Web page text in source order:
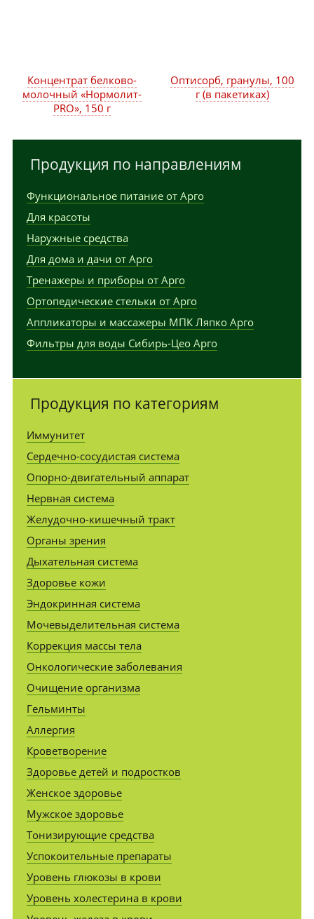
Оптисорб, гранулы, 100
г (в пакетиках)
Концентрат белково-
молочный «Нормолит-
PRO», 150 г
Продукция по направлениям
Функциональное питание от Арго
Для красоты
Наружные средства
Для дома и дачи от Арго
Тренажеры и приборы от Арго
Ортопедические стельки от Арго
Аппликаторы и массажеры МПК Ляпко Арго
Фильтры для воды Сибирь-Цео Арго
Продукция по категориям
Иммунитет
Сердечно-сосудистая система
Опорно-двигательный аппарат
Нервная система
Желудочно-кишечный тракт
Органы зрения
Дыхательная система
Здоровье кожи
Эндокринная система
Мочевыделительная система
Коррекция массы тела
Онкологические заболевания
Очищение организма
Гельминты
Аллергия
Кроветворение
Здоровье детей и подростков
Женское здоровье
Мужское здоровье
Тонизирующие средства
Успокоительные препараты
Уровень глюкозы в крови
Уровень холестерина в крови